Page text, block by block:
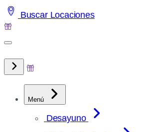
Saltar
al
Buscar Locaciones
Menú
Desayuno